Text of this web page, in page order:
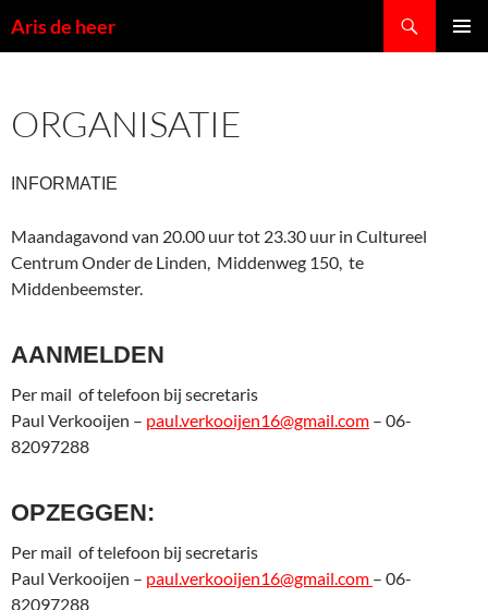
naar
Aris de heer
ORGANISATIE
INFORMATIE
Maandagavond van 20.00 uur tot 23.30 uur in Cultureel
Centrum Onder de Linden, Middenweg 150, te
Middenbeemster.
AANMELDEN
Per mail of telefoon bij secretaris
Paul Verkooijen – paul.verkooijen16@gmail.com – 06-
82097288
OPZEGGEN:
Per mail of telefoon bij secretaris
Paul Verkooijen – paul.verkooijen16@gmail.com – 06-
82097288